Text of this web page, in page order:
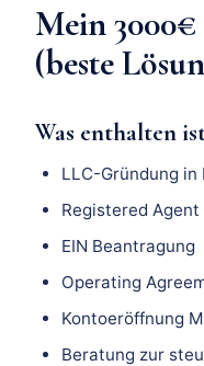
Mein
(beste
Was enthalten
LLC-Gründung in
Registered
EIN Beantragung
Operating
Kontoeröffnung
Beratung zur